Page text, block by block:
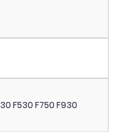
F530 F750 F930